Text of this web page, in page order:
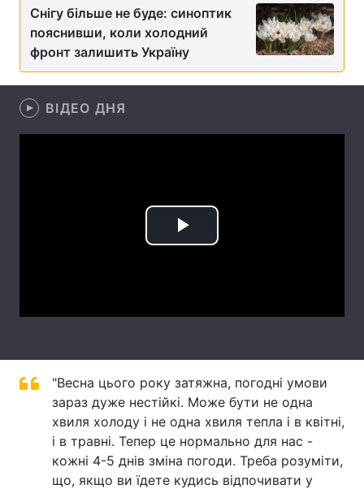
Здоров'я Туризм
Цікавинки
Екологія
Лонгріди
Снігу більше не буде: синоптик
пояснивши, коли холодний
фронт залишить Україну
ВІДЕО ДНЯ
Play
"Весна цього року затяжна, погодні умови
зараз дуже нестійкі. Може бути не одна
хвиля холоду і не одна хвиля тепла і в квітні,
і в травні. Тепер це нормально для нас -
кожні 4-5 днів зміна погоди. Треба розуміти,
що, якщо ви їдете кудись відпочивати у